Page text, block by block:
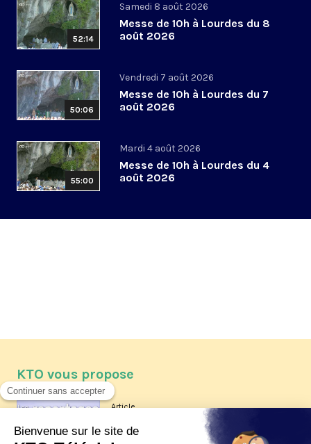
52:14
Samedi 8 août 2026
Messe de 10h à Lourdes du 8
août 2026
50:06
Vendredi 7 août 2026
Messe de 10h à Lourdes du 7
août 2026
55:00
Mardi 4 août 2026
Messe de 10h à Lourdes du 4
août 2026
KTO vous propose
Article
Les reportages d'été 2026 de KTO